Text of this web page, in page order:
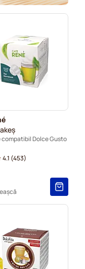
compatibil Dolce Gusto
4.1 (453)